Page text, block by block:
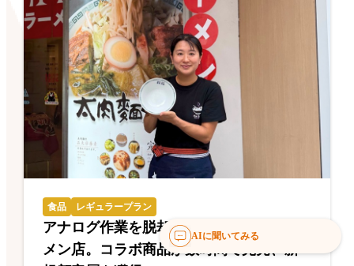
食品 レギュラープラン
アナログ作業を脱却した創業70年のラー
メン店。コラボ商品が数時間で完売、新
AIに聞いてみる